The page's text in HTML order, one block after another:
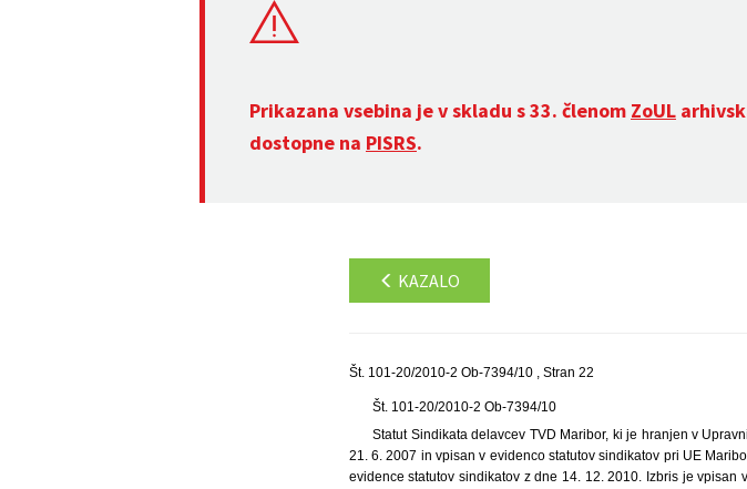
Prikazana vsebina je v skladu s 33. členom ZoUL
dostopne na PISRS.
KAZALO
Št. 101-20/2010-2 Ob-7394/10 , Stran 22
Št. 101-20/2010-2 Ob-7394/10
Statut Sindikata delavcev TVD Maribor, ki je hranjen v
21. 6. 2007 in vpisan v evidenco statutov sindikatov pri UE
evidence statutov sindikatov z dne 14. 12. 2010. Izbris je